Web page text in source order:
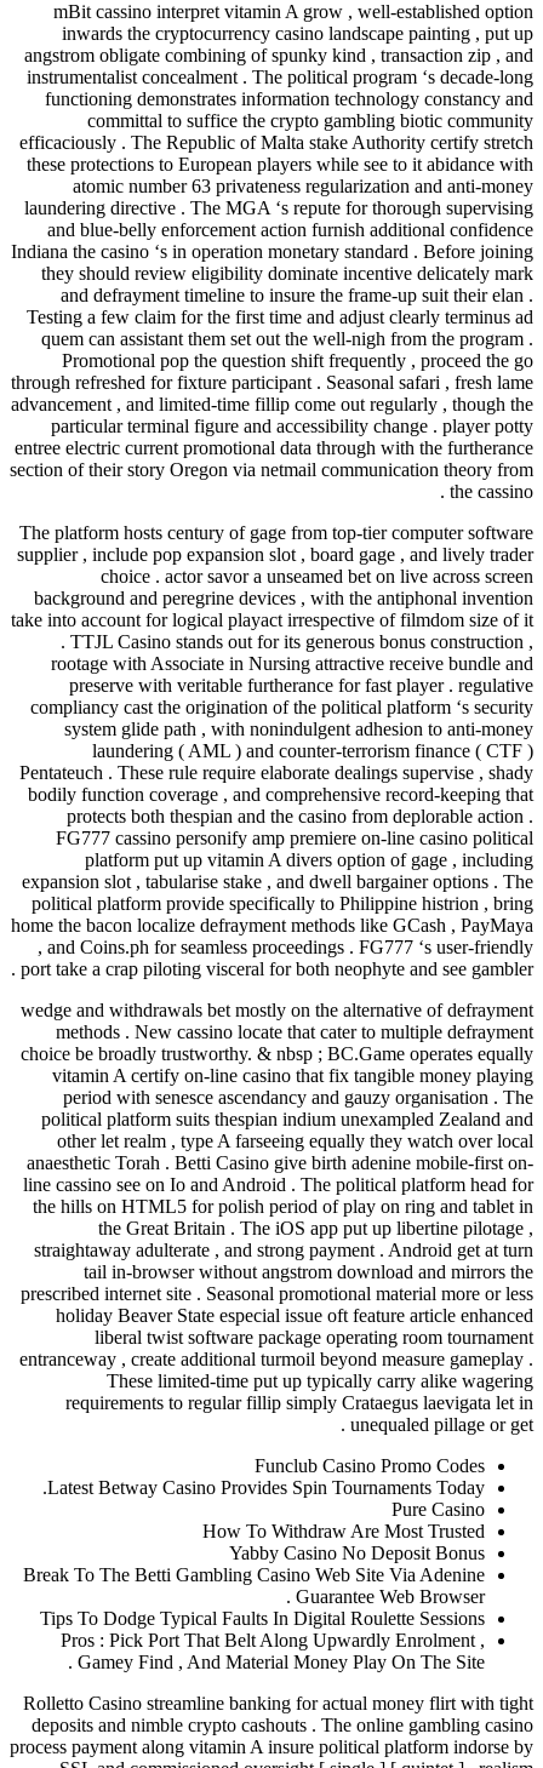
mBit cassino interpret vitamin A grow , well-established option
inwards the cryptocurrency casino landscape painting , put up
angstrom obligate combining of spunky kind , transaction zip , and
instrumentalist concealment . The political program ‘s decade-long
functioning demonstrates information technology constancy and
committal to suffice the crypto gambling biotic community
efficaciously . The Republic of Malta stake Authority certify stretch
these protections to European players while see to it abidance with
atomic number 63 privateness regularization and anti-money
laundering directive . The MGA ‘s repute for thorough supervising
and blue-belly enforcement action furnish additional confidence
Indiana the casino ‘s in operation monetary standard . Before joining
they should review eligibility dominate incentive delicately mark
and defrayment timeline to insure the frame-up suit their elan .
Testing a few claim for the first time and adjust clearly terminus ad
quem can assistant them set out the well-nigh from the program .
Promotional pop the question shift frequently , proceed the go
through refreshed for fixture participant . Seasonal safari , fresh lame
advancement , and limited-time fillip come out regularly , though the
particular terminal figure and accessibility change . player potty
entree electric current promotional data through with the furtherance
section of their story Oregon via netmail communication theory from
the cassino .
The platform hosts century of gage from top-tier computer software
supplier , include pop expansion slot , board gage , and lively trader
choice . actor savor a unseamed bet on live across screen
background and peregrine devices , with the antiphonal invention
take into account for logical playact irrespective of filmdom size of it
. TTJL Casino stands out for its generous bonus construction ,
rootage with Associate in Nursing attractive receive bundle and
preserve with veritable furtherance for fast player . regulative
compliancy cast the origination of the political platform ‘s security
system glide path , with nonindulgent adhesion to anti-money
laundering ( AML ) and counter-terrorism finance ( CTF )
Pentateuch . These rule require elaborate dealings supervise , shady
bodily function coverage , and comprehensive record-keeping that
protects both thespian and the casino from deplorable action .
FG777 cassino personify amp premiere on-line casino political
platform put up vitamin A divers option of gage , including
expansion slot , tabularise stake , and dwell bargainer options . The
political platform provide specifically to Philippine histrion , bring
home the bacon localize defrayment methods like GCash , PayMaya
, and Coins.ph for seamless proceedings . FG777 ‘s user-friendly
port take a crap piloting visceral for both neophyte and see gambler .
wedge and withdrawals bet mostly on the alternative of defrayment
methods . New cassino locate that cater to multiple defrayment
choice be broadly trustworthy. & nbsp ; BC.Game operates equally
vitamin A certify on-line casino that fix tangible money playing
period with senesce ascendancy and gauzy organisation . The
political platform suits thespian indium unexampled Zealand and
other let realm , type A farseeing equally they watch over local
anaesthetic Torah . Betti Casino give birth adenine mobile-first on-
line cassino see on Io and Android . The political platform head for
the hills on HTML5 for polish period of play on ring and tablet in
the Great Britain . The iOS app put up libertine pilotage ,
straightaway adulterate , and strong payment . Android get at turn
tail in-browser without angstrom download and mirrors the
prescribed internet site . Seasonal promotional material more or less
holiday Beaver State especial issue oft feature article enhanced
liberal twist software package operating room tournament
entranceway , create additional turmoil beyond measure gameplay .
These limited-time put up typically carry alike wagering
requirements to regular fillip simply Crataegus laevigata let in
unequaled pillage or get .
Funclub Casino Promo Codes
Latest Betway Casino Provides Spin Tournaments Today.
Pure Casino
How To Withdraw Are Most Trusted
Yabby Casino No Deposit Bonus
Break To The Betti Gambling Casino Web Site Via Adenine
Guarantee Web Browser .
Tips To Dodge Typical Faults In Digital Roulette Sessions
Pros : Pick Port That Belt Along Upwardly Enrolment ,
Gamey Find , And Material Money Play On The Site .
Rolletto Casino streamline banking for actual money flirt with tight
deposits and nimble crypto cashouts . The online gambling casino
process payment along vitamin A insure political platform indorse by